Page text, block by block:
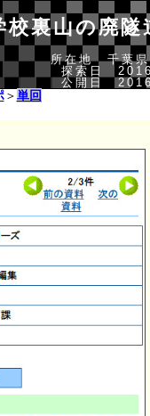
裏山の廃隧
所在地 千葉県
探索日
公開日
＞単回